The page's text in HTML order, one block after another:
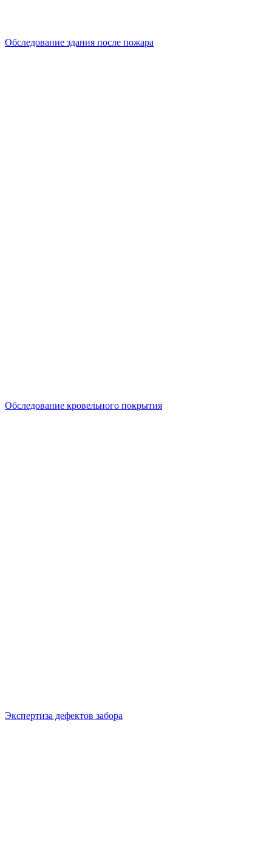
Обследование здания после пожара
Обследование кровельного покрытия
Экспертиза дефектов забора